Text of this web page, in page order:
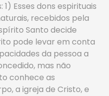
Esses dons espirituais
recebidos pela
Santo decide
pode levar em conta
da pessoa a
mas não
conhece as
a igreja de Cristo, e